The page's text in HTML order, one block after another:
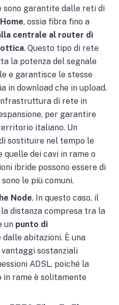
sono garantite dalle reti di
, ossia fibra fino a
centrale al router di
. Questo tipo di rete
la potenza del segnale
e garantisce le stesse
in download che in upload.
di rete in
per garantire
italiano. Un
sostituire nel tempo le
dei cavi in rame o
ibride possono essere di
le più comuni.
Node. In questo caso, il
distanza compresa tra la
un punto di
abitazioni. È una
sostanziali
ADSL, poiché la
in rame è solitamente